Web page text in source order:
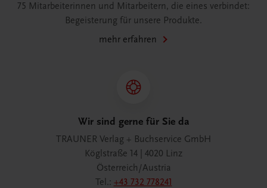
75 Mitarbeiterinnen und Mitarbeitern, die eines verbindet:
Begeisterung für unsere Produkte.
mehr erfahren
Wir sind gerne für Sie da
TRAUNER Verlag + Buchservice GmbH
Köglstraße 14 | 4020 Linz
Österreich/Austria
Tel.: +43 732 778241